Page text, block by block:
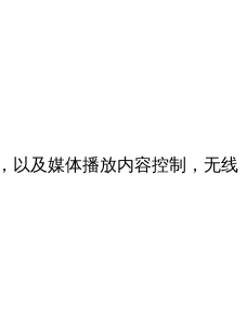
以及媒体播放内容控制，无线